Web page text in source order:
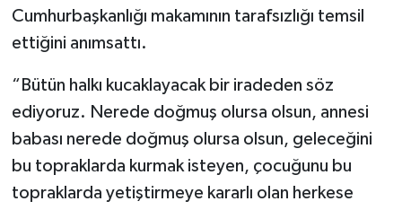
Cumhurbaşkanlığı makamının tarafsızlığı temsil
ettiğini anımsattı.
“Bütün halkı kucaklayacak bir iradeden söz
ediyoruz. Nerede doğmuş olursa olsun, annesi
babası nerede doğmuş olursa olsun, geleceğini
bu topraklarda kurmak isteyen, çocuğunu bu
topraklarda yetiştirmeye kararlı olan herkese